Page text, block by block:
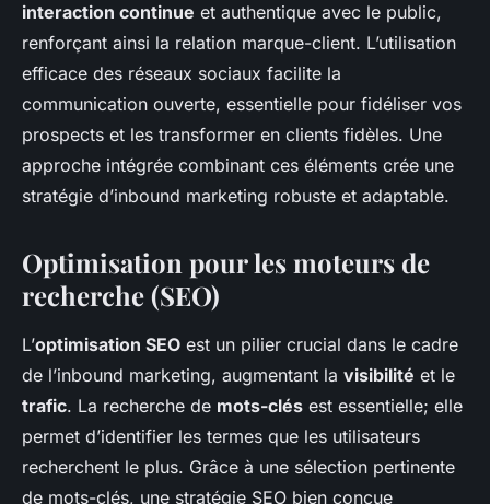
interaction continue et authentique avec le public,
renforçant ainsi la relation marque-client. L’utilisation
efficace des réseaux sociaux facilite la
communication ouverte, essentielle pour fidéliser vos
prospects et les transformer en clients fidèles. Une
approche intégrée combinant ces éléments crée une
stratégie d’inbound marketing robuste et adaptable.
Optimisation pour les moteurs de
recherche (SEO)
L’optimisation SEO est un pilier crucial dans le cadre
de l’inbound marketing, augmentant la visibilité et le
trafic. La recherche de mots-clés est essentielle; elle
permet d’identifier les termes que les utilisateurs
recherchent le plus. Grâce à une sélection pertinente
de mots-clés, une stratégie SEO bien conçue